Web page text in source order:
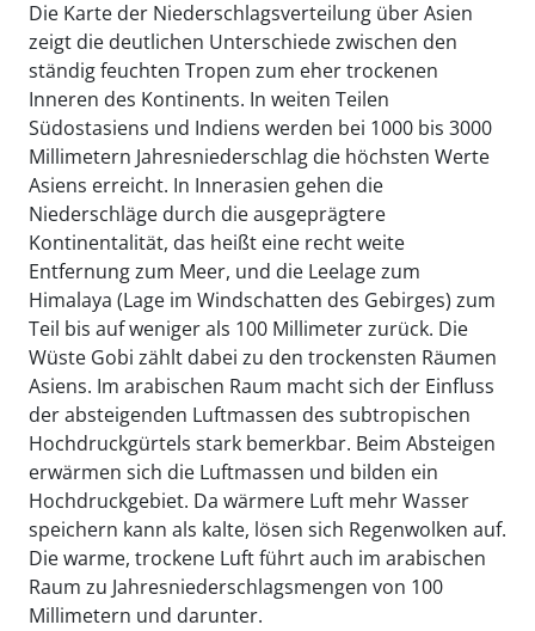
Die Karte der Niederschlagsverteilung über Asien
zeigt die deutlichen Unterschiede zwischen den
ständig feuchten Tropen zum eher trockenen
Inneren des Kontinents. In weiten Teilen
Südostasiens und Indiens werden bei 1000 bis 3000
Millimetern Jahresniederschlag die höchsten Werte
Asiens erreicht. In Innerasien gehen die
Niederschläge durch die ausgeprägtere
Kontinentalität, das heißt eine recht weite
Entfernung zum Meer, und die Leelage zum
Himalaya (Lage im Windschatten des Gebirges) zum
Teil bis auf weniger als 100 Millimeter zurück. Die
Wüste Gobi zählt dabei zu den trockensten Räumen
Asiens. Im arabischen Raum macht sich der Einfluss
der absteigenden Luftmassen des subtropischen
Hochdruckgürtels stark bemerkbar. Beim Absteigen
erwärmen sich die Luftmassen und bilden ein
Hochdruckgebiet. Da wärmere Luft mehr Wasser
speichern kann als kalte, lösen sich Regenwolken auf.
Die warme, trockene Luft führt auch im arabischen
Raum zu Jahresniederschlagsmengen von 100
Millimetern und darunter.